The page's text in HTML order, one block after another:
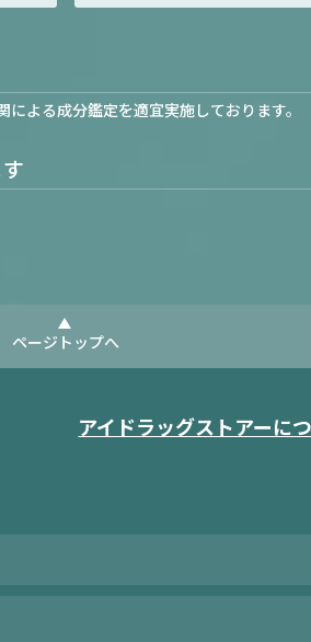
よる成分鑑定を適宜実施しております。
ページトップへ
アイドラッグストアーに